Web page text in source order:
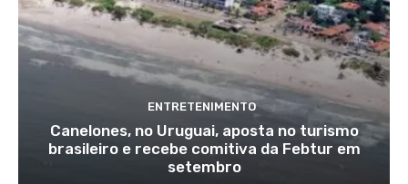
ENTRETENIMENTO
Canelones, no Uruguai, aposta no turismo
brasileiro e recebe comitiva da Febtur em
setembro